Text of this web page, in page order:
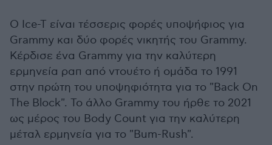
Ο Ice-T είναι τέσσερις φορές υποψήφιος για
Grammy και δύο φορές νικητής του Grammy.
Κέρδισε ένα Grammy για την καλύτερη
ερμηνεία ραπ από ντουέτο ή ομάδα το 1991
στην πρώτη του υποψηφιότητα για το "Back On
The Block". Το άλλο Grammy του ήρθε το 2021
ως μέρος του Body Count για την καλύτερη
μέταλ ερμηνεία για το "Bum-Rush".